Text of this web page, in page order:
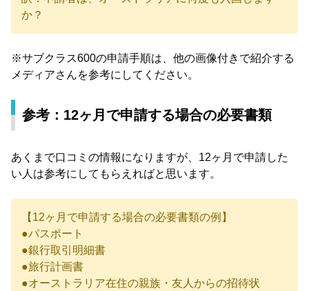
か？
※サブクラス600の申請手順は、他の画像付きで紹介する
メディアさんを参考にしてください。
参考：12ヶ月で申請する場合の必要書類
あくまで口コミの情報になりますが、12ヶ月で申請した
い人は参考にしてもらえればと思います。
【12ヶ月で申請する場合の必要書類の例】
●パスポート
●銀行取引明細書
●旅行計画書
●オーストラリア在住の親族・友人からの招待状